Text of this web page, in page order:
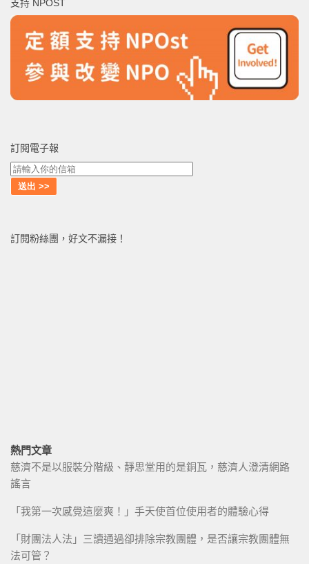
字:
支持 NPOST
訂閱電子報
訂閱粉絲團，好文不漏接！
熱門文章
慈濟不是以服裝分階級、靜思堂用的是銅瓦，慈濟人澄清網路
謠言
「我第一次感覺這麼爽！」手天使首位使用者的體驗心得
「財團法人法」三讀通過卻排除宗教團體，是否讓宗教團體無
法可管？